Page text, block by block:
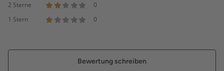
2 Sterne
0
1 Stern
0
Bewertung schreiben